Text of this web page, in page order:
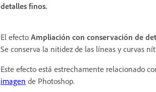
detalles finos.
El efecto Ampliación con conservación de
Se conserva la nitidez de las líneas y curvas
Este efecto está estrechamente relacionado
imagen de Photoshop.